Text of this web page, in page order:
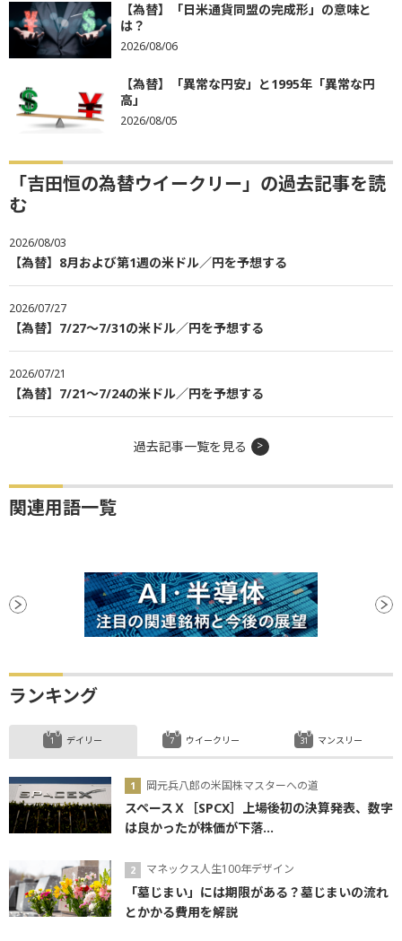
【為替】「日米通貨同盟の完成形」の意味と
は？
2026/08/06
【為替】「異常な円安」と1995年「異常な円
高」
2026/08/05
「吉田恒の為替ウイークリー」の過去記事を読
む
2026/08/03
【為替】8月および第1週の米ドル／円を予想する
2026/07/27
【為替】7/27～7/31の米ドル／円を予想する
2026/07/21
【為替】7/21～7/24の米ドル／円を予想する
過去記事一覧を見る
関連用語一覧
ランキング
デイリー
岡元兵八郎の米国株マスターへの道
スペースＸ［SPCX］上場後初の決算発表、数字
は良かったが株価が下落...
マネックス人生100年デザイン
「墓じまい」には期限がある？墓じまいの流れ
とかかる費用を解説
ウイークリー マンスリー